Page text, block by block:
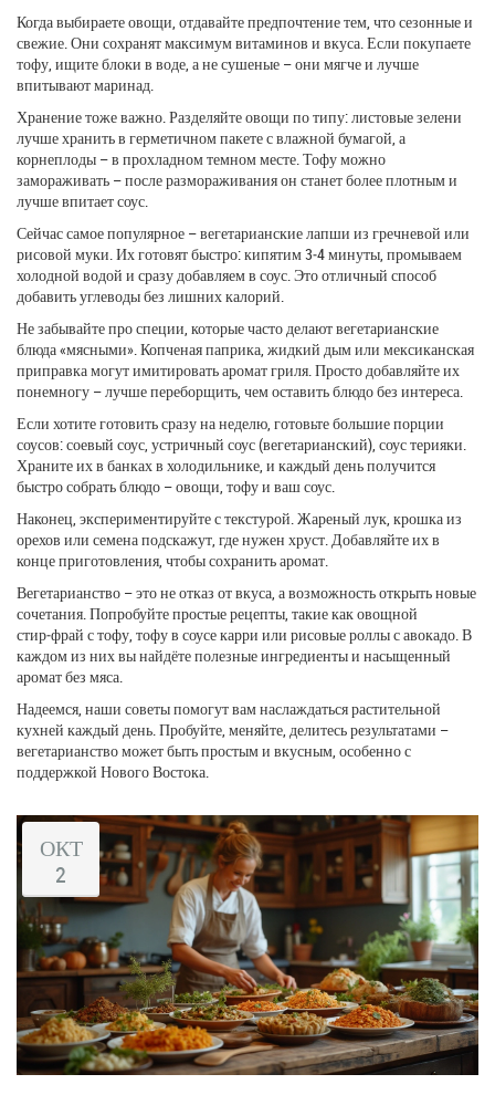
Когда выбираете овощи, отдавайте предпочтение тем, что сезонные и
свежие. Они сохранят максимум витаминов и вкуса. Если покупаете
тофу, ищите блоки в воде, а не сушеные – они мягче и лучше
впитывают маринад.
Хранение тоже важно. Разделяйте овощи по типу: листовые зелени
лучше хранить в герметичном пакете с влажной бумагой, а
корнеплоды – в прохладном темном месте. Тофу можно
замораживать – после размораживания он станет более плотным и
лучше впитает соус.
Сейчас самое популярное – вегетарианские лапши из гречневой или
рисовой муки. Их готовят быстро: кипятим 3‑4 минуты, промываем
холодной водой и сразу добавляем в соус. Это отличный способ
добавить углеводы без лишних калорий.
Не забывайте про специи, которые часто делают вегетарианские
блюда «мясными». Копченая паприка, жидкий дым или мексиканская
приправка могут имитировать аромат гриля. Просто добавляйте их
понемногу – лучше переборщить, чем оставить блюдо без интереса.
Если хотите готовить сразу на неделю, готовьте большие порции
соусов: соевый соус, устричный соус (вегетарианский), соус терияки.
Храните их в банках в холодильнике, и каждый день получится
быстро собрать блюдо – овощи, тофу и ваш соус.
Наконец, экспериментируйте с текстурой. Жареный лук, крошка из
орехов или семена подскажут, где нужен хруст. Добавляйте их в
конце приготовления, чтобы сохранить аромат.
Вегетарианство – это не отказ от вкуса, а возможность открыть новые
сочетания. Попробуйте простые рецепты, такие как овощной
стир‑фрай с тофу, тофу в соусе карри или рисовые роллы с авокадо. В
каждом из них вы найдёте полезные ингредиенты и насыщенный
аромат без мяса.
Надеемся, наши советы помогут вам наслаждаться растительной
кухней каждый день. Пробуйте, меняйте, делитесь результатами –
вегетарианство может быть простым и вкусным, особенно с
поддержкой Нового Востока.
ОКТ
2